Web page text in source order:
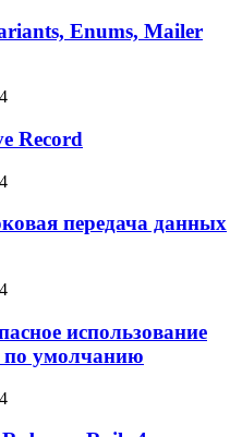
Enums, Mailer
Record
передача данных
использование
по умолчанию